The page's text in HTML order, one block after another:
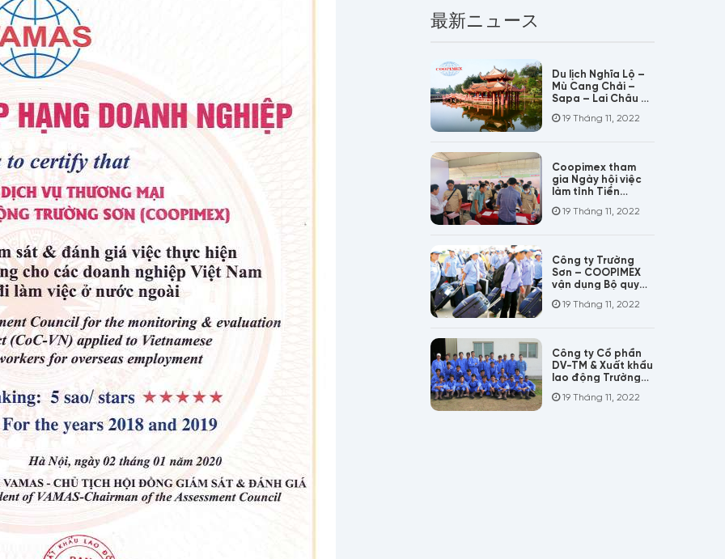
最新ニュース
Du lịch Nghĩa Lộ –
Mù Cang Chải –
Sapa – Lai Châu –
Châu – Hòa Bình
19 Tháng 11, 2022
Coopimex tham
gia Ngày hội việc
làm tỉnh Tiền
19 Tháng 11, 2022
Công ty Trường
Sơn – COOPIMEX
vận dụng Bộ quy
VN trong hoạt
19 Tháng 11, 2022
Công ty Cổ phần
DV-TM & Xuất khẩu
lao động Trường
19 Tháng 11, 2022
tên
điện thoại
dung